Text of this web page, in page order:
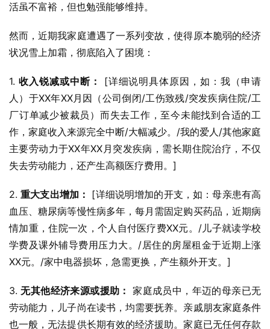
活虽不富裕，但也勉强能够维持。
然而，近期我家庭遭遇了一系列变故，使得原本脆弱的经济
状况雪上加霜，彻底陷入了困境：
1. 收入锐减或中断：
[详细说明具体原因，如：我（申请
人）于XX年XX月因（公司倒闭/工伤致残/突发疾病住院/工
厂订单减少被裁员）而失去工作，至今未能找到合适的工
作，家庭收入来源完全中断/大幅减少。/我的爱人/其他家庭
主要劳动力于XX年XX月突发疾病，需长期住院治疗，不仅
失去劳动能力，还产生高额医疗费用。]
2. 重大支出增加： [详细说明增加的开支，如：母亲患有高
血压、糖尿病等慢性病多年，每月需固定购买药品，近期病
情加重，住院一次，个人自付医疗费XX元。/儿子就读学校
学费及课外辅导费用压力大。/居住的房屋租金于近期上涨
XX元。/家中电器损坏，急需更换，产生额外开支。]
3. 无其他经济来源或援助： 家庭成员中，年迈的母亲已无
劳动能力，儿子尚在读书，均需要抚养。亲戚朋友家庭条件
也一般，无法提供长期有效的经济援助。家庭已无任何存款